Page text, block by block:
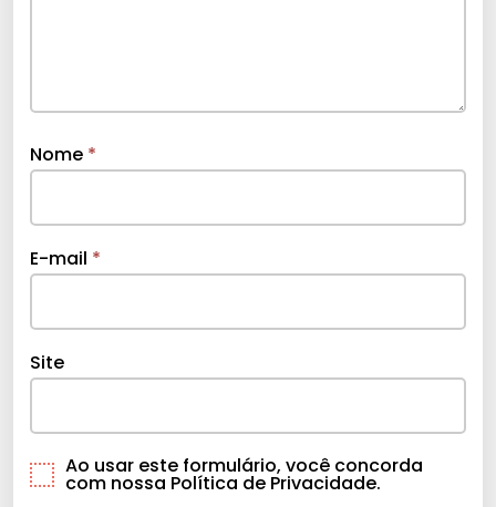
Nome *
E-mail *
Site
Ao usar este formulário, você concorda
com nossa Política de Privacidade.